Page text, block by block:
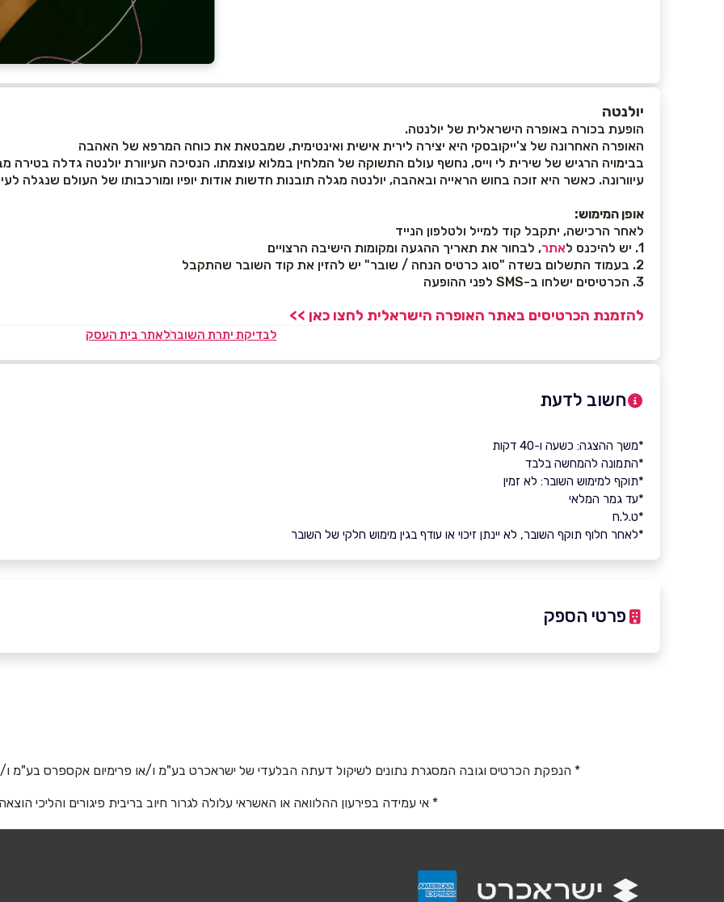
יולנטה
הופעת בכורה באופרה הישראלית של יולנטה.
האופרה האחרונה של צ'ייקובסקי היא יצירה לירית אישית ואינטימית, שמבטאת את כוחה המרפא של האהבה
בבימויה הרגיש של שירית לי וייס, נחשף עולם התשוקה של המלחין במלוא עוצמתו. הנסיכה העיוורת יולנטה גדלה בטירה
עיוורונה. כאשר היא זוכה בחוש הראייה ובאהבה, יולנטה מגלה תובנות חדשות אודות יופיו ומורכבותו של העולם שנגלה
אופן המימוש:
לאחר הרכישה, יתקבל קוד למייל ולטלפון הנייד
1. יש להיכנס ל
אתר, לבחור את תאריך ההגעה ומקומות הישיבה הרצויים
2. בעמוד התשלום בשדה "סוג כרטיס הנחה / שובר" יש להזין את קוד השובר שהתקבל
3. הכרטיסים ישלחו ב-SMS לפני ההופעה
להזמנת הכרטיסים באתר האופרה הישראלית לחצו כאן >>
לבדיקת יתרת השוברלאתר בית העסק
חשוב לדעת
*משך ההצגה: כשעה ו-40 דקות
*התמונה להמחשה בלבד
*תוקף למימוש השובר: לא זמין
*עד גמר המלאי
*ט.ל.ח
*לאחר חלוף תוקף השובר, לא יינתן זיכוי או עודף בגין מימוש חלקי של השובר
פרטי הספק
נושא *
* הנפקת הכרטיס וגובה המסגרת נתונים לשיקול דעתה הבלעדי של ישראכרט בע"מ ו/או פרימיום אקספרס בע"מ
* אי עמידה בפירעון ההלוואה או האשראי עלולה לגרור חיוב בריבית פיגורים והליכי